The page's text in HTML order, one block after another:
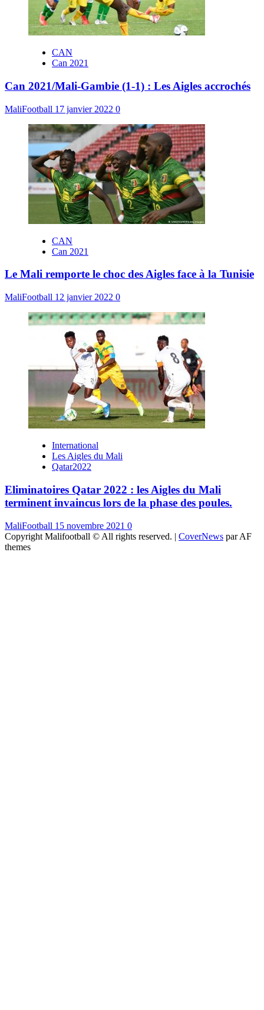
CAN
Can 2021
Can 2021/Mali-Gambie (1-1) : Les Aigles accrochés
MaliFootball 17 janvier 2022 0
CAN
Can 2021
Le Mali remporte le choc des Aigles face à la Tunisie
MaliFootball 12 janvier 2022 0
International
Les Aigles du Mali
Qatar2022
Eliminatoires Qatar 2022 : les Aigles du Mali
terminent invaincus lors de la phase des poules.
MaliFootball 15 novembre 2021 0
Copyright Malifootball © All rights reserved. | CoverNews par AF
themes